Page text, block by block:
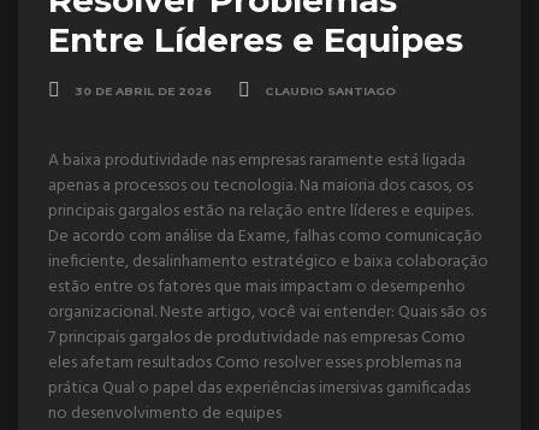
Entre Líderes e Equipes
30 DE ABRIL DE 2026 CLAUDIO SANTIAGO
A baixa produtividade nas empresas raramente está ligada
apenas a processos ou tecnologia. Na maioria dos casos, os
principais gargalos estão na relação entre líderes e equipes.
De acordo com análise da Exame, falhas como comunicação
ineficiente, desalinhamento estratégico e baixa colaboração
estão entre os fatores que mais impactam o desempenho
organizacional. Neste artigo, você vai entender: Quais são os
7 principais gargalos de produtividade nas empresas Como
eles afetam resultados Como resolver esses problemas na
prática Qual o papel das experiências imersivas gamificadas
no desenvolvimento de equipes